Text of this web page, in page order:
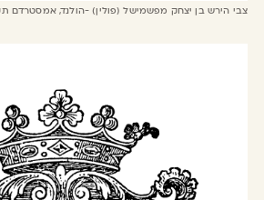
צבי הירש בן יצחק מפשמישל (פולין) -הולנד, אמסטרדם תקכ"ז